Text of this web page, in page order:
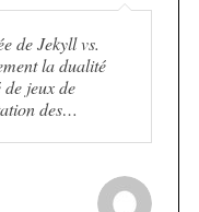
de Jekyll vs.
la dualité
jeux de
des…